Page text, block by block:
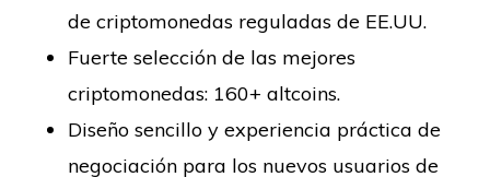
de criptomonedas reguladas de EE.UU.
Fuerte selección de las mejores
criptomonedas: 160+ altcoins.
Diseño sencillo y experiencia práctica de
negociación para los nuevos usuarios de